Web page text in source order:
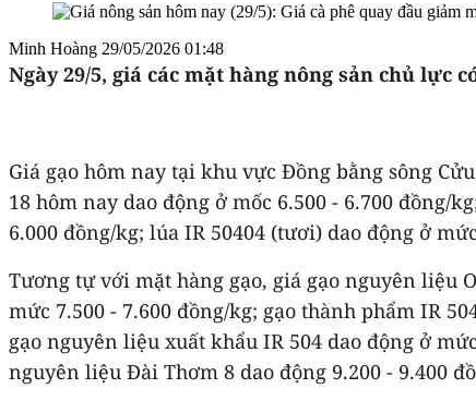
Minh Hoàng 29/05/2026 01:48
Ngày 29/5, giá các mặt hàng nông sản chủ lực
Giá gạo hôm nay tại khu vực Đồng bằng sông
18 hôm nay dao động ở mốc 6.500 - 6.700 đồng/
6.000 đồng/kg; lúa IR 50404 (tươi) dao động ở
Tương tự với mặt hàng gạo, giá gạo nguyên liệu
mức 7.500 - 7.600 đồng/kg; gạo thành phẩm IR
gạo nguyên liệu xuất khẩu IR 504 dao động ở
nguyên liệu Đài Thơm 8 dao động 9.200 - 9.400